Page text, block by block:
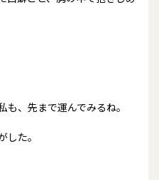
、先まで運んでみるね。
た。